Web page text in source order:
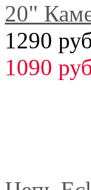
20"
1290
1090